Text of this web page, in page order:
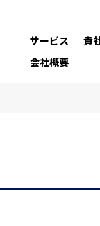
サービス 貴
会社概要